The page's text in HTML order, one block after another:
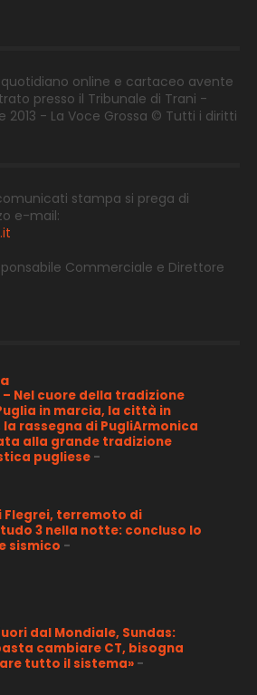
quotidiano online e cartaceo avente
presso il Tribunale di Trani -
2013 - La Voce Grossa © Tutti i diritti
stampa si prega di
e-mail:
Commerciale e Direttore
– Nel cuore della tradizione
in marcia, la città in
rassegna di PugliArmonica
alla grande tradizione
pugliese -
Flegrei, terremoto di
3 nella notte: concluso lo
sismico -
dal Mondiale, Sundas:
cambiare CT, bisogna
tutto il sistema» -